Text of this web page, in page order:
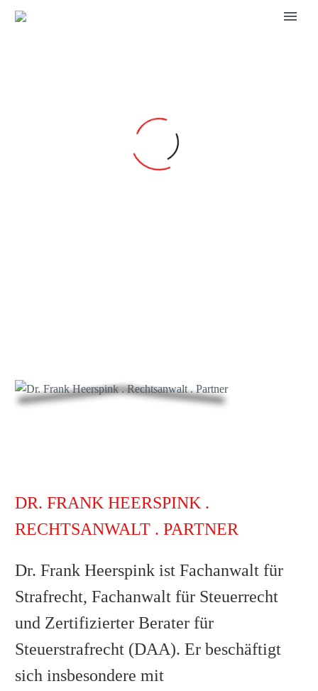
DR. FRANK HEERSPINK .
RECHTSANWALT . PARTNER
Dr. Frank Heerspink ist Fachanwalt für
Strafrecht, Fachanwalt für Steuerrecht
und Zertifizierter Berater für
Steuerstrafrecht (DAA). Er beschäftigt
sich insbesondere mit